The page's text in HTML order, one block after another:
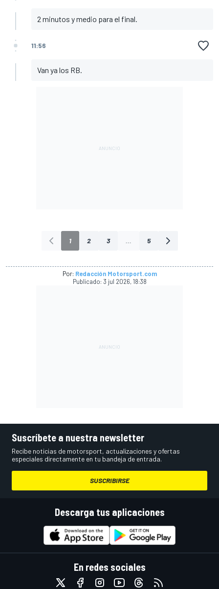
2 minutos y medio para el final.
11:56
Van ya los RB.
1 2 3 ... 5
Por: Redacción Motorsport.com
Publicado: 3 jul 2026, 18:38
Suscríbete a nuestra newsletter
Recibe noticias de motorsport, actualizaciones y ofertas
especiales directamente en tu bandeja de entrada.
SUSCRIBIRSE
Descarga tus aplicaciones
En redes sociales